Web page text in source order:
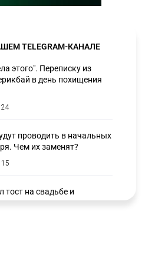
TELEGRAM-КАНАЛЕ
этого". Переписку из
в день похищения
проводить в начальных
Чем их заменят?
на свадьбе и
дело
дороже. Почему в
расти цены на